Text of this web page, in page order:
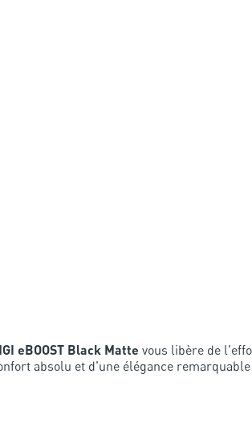
eBOOST Black Matte vous libère de
absolu et d'une élégance